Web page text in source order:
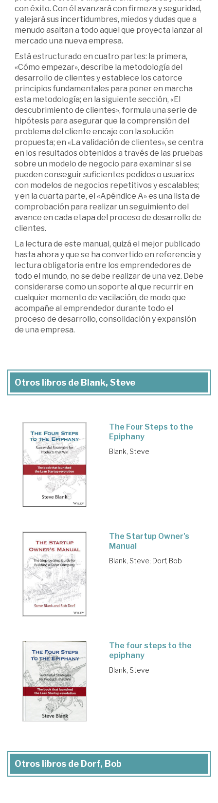
con éxito. Con él avanzará con firmeza y seguridad,
y alejará sus incertidumbres, miedos y dudas que a
menudo asaltan a todo aquel que proyecta lanzar al
mercado una nueva empresa.
Está estructurado en cuatro partes: la primera,
«Cómo empezar», describe la metodología del
desarrollo de clientes y establece los catorce
principios fundamentales para poner en marcha
esta metodología; en la siguiente sección, «El
descubrimiento de clientes», formula una serie de
hipótesis para asegurar que la comprensión del
problema del cliente encaje con la solución
propuesta; en «La validación de clientes», se centra
en los resultados obtenidos a través de las pruebas
sobre un modelo de negocio para examinar si se
pueden conseguir suficientes pedidos o usuarios
con modelos de negocios repetitivos y escalables;
y en la cuarta parte, el «Apéndice A» es una lista de
comprobación para realizar un seguimiento del
avance en cada etapa del proceso de desarrollo de
clientes.
La lectura de este manual, quizá el mejor publicado
hasta ahora y que se ha convertido en referencia y
lectura obligatoria entre los emprendedores de
todo el mundo, no se debe realizar de una vez. Debe
considerarse como un soporte al que recurrir en
cualquier momento de vacilación, de modo que
acompañe al emprendedor durante todo el
proceso de desarrollo, consolidación y expansión
de una empresa.
Otros libros de Blank, Steve
The Four Steps to the
Epiphany
Blank, Steve
The Startup Owner's
Manual
Blank, Steve; Dorf, Bob
The four steps to the
epiphany
Blank, Steve
Otros libros de Dorf, Bob